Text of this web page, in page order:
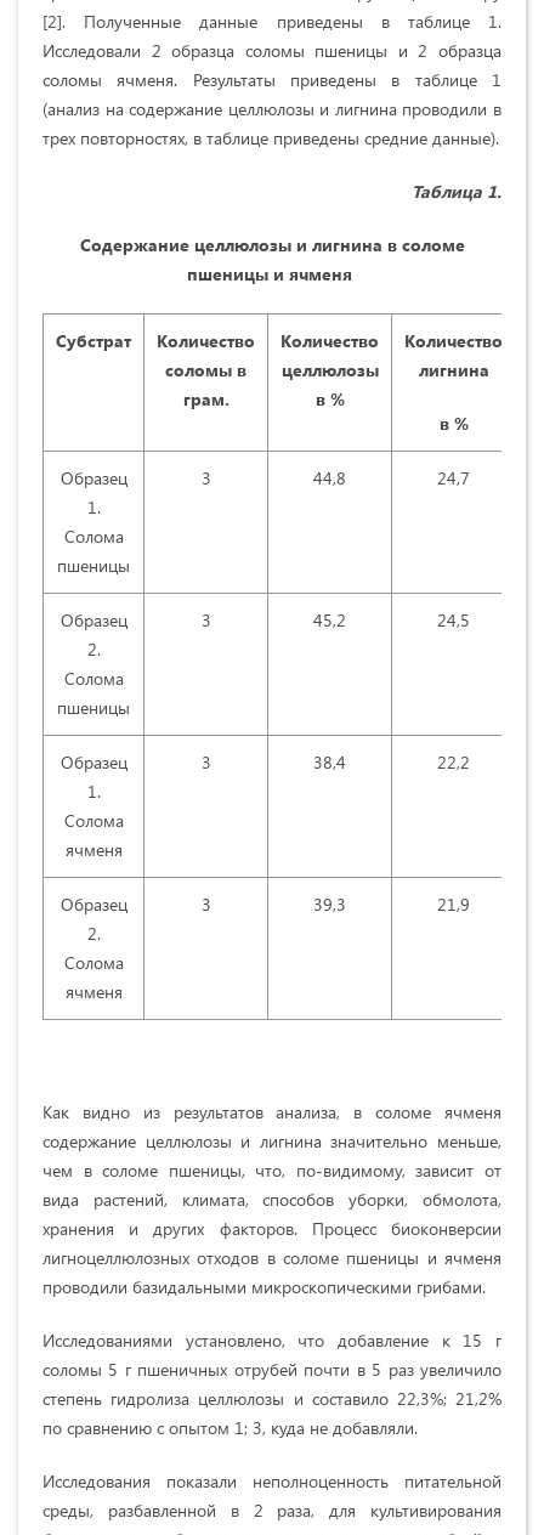
[2]. Полученные данные приведены в таблице 1.
Исследовали 2 образца соломы пшеницы и 2 образца
соломы ячменя. Результаты приведены в таблице 1
(анализ на содержание целлюлозы и лигнина проводили в
трех повторностях, в таблице приведены средние данные).
Таблица 1.
Содержание целлюлозы и лигнина в соломе
пшеницы и ячменя
Субстрат
Количество
соломы в
грам.
Количество
целлюлозы
в %
Количество
лигнина
в %
Образец
1.
Солома
пшеницы
3 44,8 24,7
Образец
2.
Солома
пшеницы
3 45,2 24,5
Образец
1.
Солома
ячменя
3 38,4 22,2
Образец
2.
Солома
ячменя
3 39,3 21,9
Как видно из результатов анализа, в соломе ячменя
содержание целлюлозы и лигнина значительно меньше,
чем в соломе пшеницы, что, по-видимому, зависит от
вида растений, климата, способов уборки, обмолота,
хранения и других факторов. Процесс биоконверсии
лигноцеллюлозных отходов в соломе пшеницы и ячменя
проводили базидальными микроскопическими грибами.
Исследованиями установлено, что добавление к 15 г
соломы 5 г пшеничных отрубей почти в 5 раз увеличило
степень гидролиза целлюлозы и составило 22,3%; 21,2%
по сравнению с опытом 1; 3, куда не добавляли.
Исследования показали неполноценность питательной
среды, разбавленной в 2 раза, для культивирования